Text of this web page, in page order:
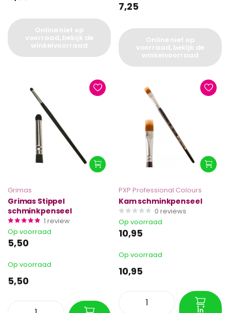
Online niet op
voorraad, bekijk de
winkelvoorraad
7,25
Online niet op
voorraad, bekijk de
winkelvoorraad
Grimas
Grimas Stippel
schminkpenseel
1 review
Op voorraad
5,50
Op voorraad
5,50
PXP Professional Colours
Kam schminkpenseel
0 reviews
Op voorraad
10,95
Op voorraad
10,95
In